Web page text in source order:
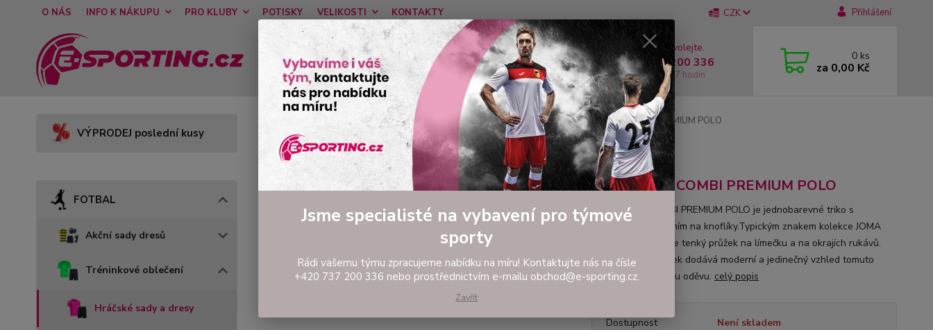
O NÁS INFO K NÁKUPU PRO KLUBY POTISKY VELIKOSTI KONTAKTY CZK Přihlášení
Hledat
Nevíte si rady? Zavolejte.
tel: +420 737 200 336
Pondělí-Pátek: 8 - 17 hodin
0 ks
za 0,00 Kč
VÝPRODEJ poslední kusy
FOTBAL
Akční sady dresů
Tréninkové oblečení
Hráčské sady a dresy
Tréninkové oblečení Hráčské sady a dresy Tričko JOMA COMBI PREMIUM POLO
Tričko JOMA COMBI PREMIUM POLO
Tričko JOMA COMBI PREMIUM POLO
Tričko JOMA COMBI PREMIUM POLO je jednobarevné triko s
límečkem a zapínáním na knoflíky.Typickým znakem kolekce JOMA
COMBI PREMIUM je tenký průžek na límečku a na okrajích rukávů.
Tento tenký proužek dodává moderní a jedinečný vzhled tomuto
populárnímu kousku oděvu. celý popis
Dostupnost
Není skladem
Jsme specialisté na vybavení pro týmové
sporty
Rádi vašemu týmu zpracujeme nabídku na míru! Kontaktujte nás na čísle
+420 737 200 336 nebo prostřednictvím e-mailu obchod@e-sporting.cz.
Zavřít